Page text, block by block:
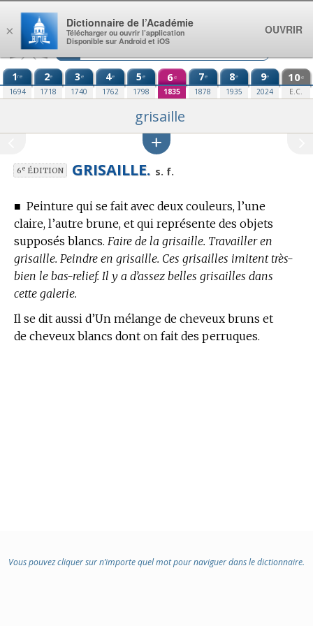
Aller au contenu
1re
1694
2e
1718
3e
1740
4e
1762
5e
1798
6e
1835
7e
1878
8e
1935
9e
2024
10e
E.C.
grisaille
6eÉDITION GRISAILLE. s. f.
■ Peinture qui se fait avec deux couleurs, l’une
claire, l’autre brune, et qui représente des objets
supposés blancs. Faire de la grisaille. Travailler en
grisaille. Peindre en grisaille. Ces grisailles imitent très-
bien le bas-relief. Il y a d’assez belles grisailles dans
cette galerie.
Il se dit aussi d’Un mélange de cheveux bruns et
de cheveux blancs dont on fait des perruques.
Vous pouvez cliquer sur n’importe quel mot pour naviguer dans le dictionnaire.
×
Dictionnaire de l’Académie
Télécharger ou ouvrir l’application
Disponible sur Android et iOS
OUVRIR